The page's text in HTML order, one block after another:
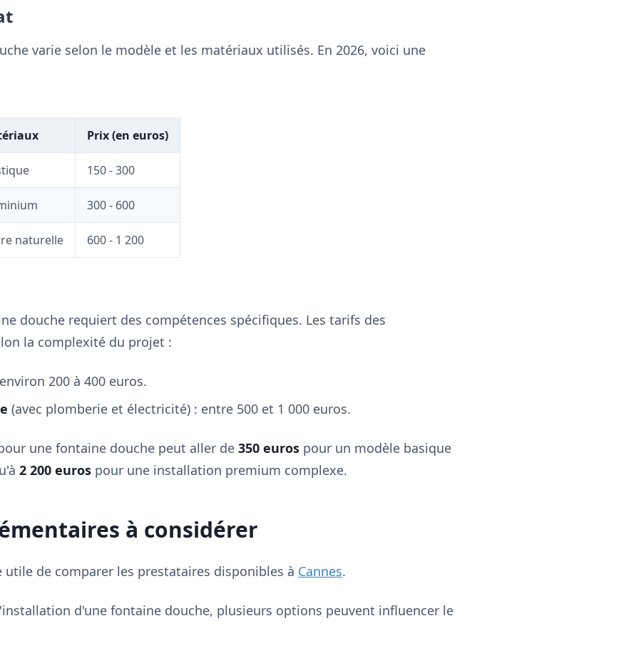
varie selon le modèle et les matériaux utilisés. En 2026, voici une
Prix (en euros)
150 - 300
300 - 600
naturelle 600 - 1 200
douche requiert des compétences spécifiques. Les tarifs des
la complexité du projet :
200 à 400 euros.
(avec plomberie et électricité) : entre 500 et 1 000 euros.
une fontaine douche peut aller de 350 euros pour un modèle basique
2 200 euros pour une installation premium complexe.
à considérer
utile de comparer les prestataires disponibles à Cannes.
d'une fontaine douche, plusieurs options peuvent influencer le